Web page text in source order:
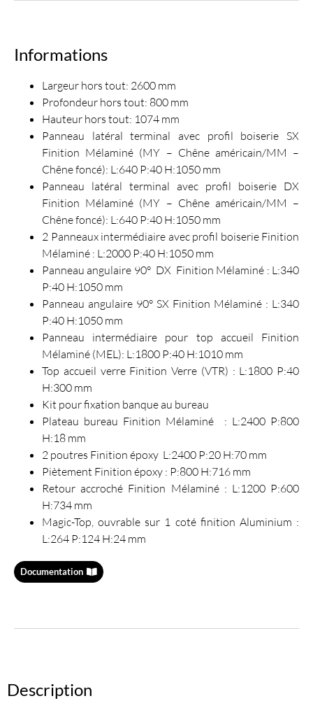
Informations
Largeur hors tout: 2600 mm
Profondeur hors tout: 800 mm
Hauteur hors tout: 1074 mm
Panneau latéral terminal avec profil boiserie SX
Finition Mélaminé (MY – Chêne américain/MM –
Chêne foncé): L:640 P:40 H:1050 mm
Panneau latéral terminal avec profil boiserie DX
Finition Mélaminé (MY – Chêne américain/MM –
Chêne foncé): L:640 P:40 H:1050 mm
2 Panneaux intermédiaire avec profil boiserie Finition
Mélaminé : L:2000 P:40 H:1050 mm
Panneau angulaire 90° DX Finition Mélaminé : L:340
P:40 H:1050 mm
Panneau angulaire 90° SX Finition Mélaminé : L:340
P:40 H:1050 mm
Panneau intermédiaire pour top accueil Finition
Mélaminé (MEL): L:1800 P:40 H:1010 mm
Top accueil verre Finition Verre (VTR) : L:1800 P:40
H:300 mm
Kit pour fixation banque au bureau
Plateau bureau Finition Mélaminé : L:2400 P:800
H:18 mm
2 poutres Finition époxy L:2400 P:20 H:70 mm
Piètement Finition époxy : P:800 H:716 mm
Retour accroché Finition Mélaminé : L:1200 P:600
H:734 mm
Magic-Top, ouvrable sur 1 coté finition Aluminium :
L:264 P:124 H:24 mm
Documentation
Description